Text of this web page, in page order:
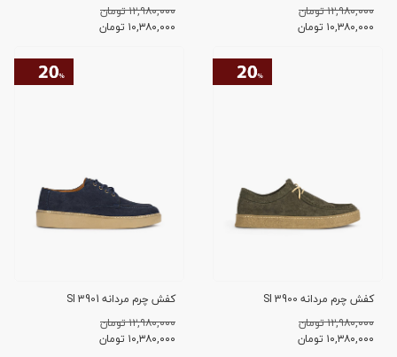
۱۲,۹۸۰,۰۰۰ تومان
۱۰,۳۸۰,۰۰۰ تومان
۱۲,۹۸۰,۰۰۰ تومان
۱۰,۳۸۰,۰۰۰ تومان
کفش چرم مردانه SI 3900
۱۲,۹۸۰,۰۰۰ تومان
۱۰,۳۸۰,۰۰۰ تومان
کفش چرم مردانه SI 3901
۱۲,۹۸۰,۰۰۰ تومان
۱۰,۳۸۰,۰۰۰ تومان